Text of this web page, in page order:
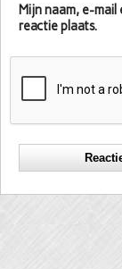
Mijn naam, e-
reactie plaats.